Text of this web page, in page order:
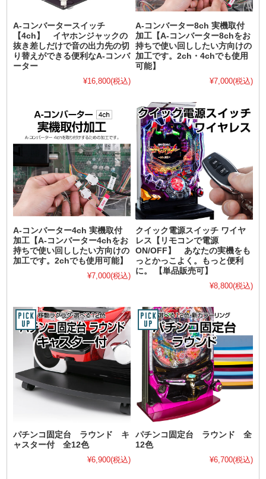
A-コンバータースイッチ
【4ch】 イヤホンジャックの
抜き差しだけで音の出力先の切
り替えができる便利なA-コンバ
ーター
¥16,800(税込)
A-コンバーター8ch 実機取付
加工【A-コンバーター8chをお
持ちで使い回ししたい方向けの
加工です。2ch・4chでも使用
可能】
¥7,000(税込)
A-コンバーター4ch 実機取付
加工【A-コンバーター4chをお
持ちで使い回ししたい方向けの
加工です。2chでも使用可能】
¥7,000(税込)
クイック電源スイッチ ワイヤ
レス【リモコンで電源
ON/OFF】 あなたの実機をも
っとかっこよく。もっと便利
に。 【単品販売可】
¥8,800(税込)
パチンコ固定台 ラウンド キ
ャスター付 全12色
¥6,900(税込)
パチンコ固定台 ラウンド 全
12色
¥6,700(税込)